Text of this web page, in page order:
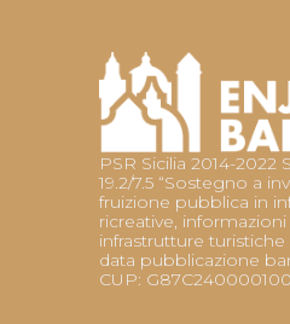
PSR Sicilia 2014-2022
19.2/7.5 “Sostegno a
fruizione pubblica in
ricreative,
infrastrutture turistiche
data pubblicazione
CUP: